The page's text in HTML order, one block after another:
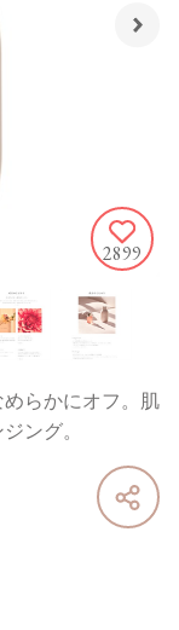
2899
らかにオフ。肌
ング。